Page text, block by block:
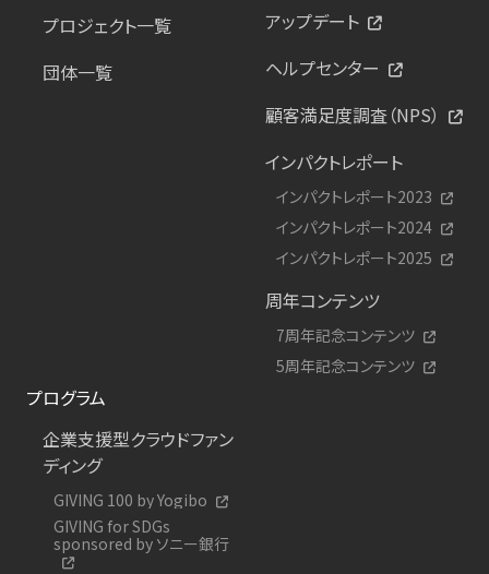
プロジェクト一覧
団体一覧
アップデート
ヘルプセンター
顧客満足度調査（NPS）
インパクトレポート
インパクトレポート2023
インパクトレポート2024
インパクトレポート2025
周年コンテンツ
7周年記念コンテンツ
5周年記念コンテンツ
プログラム
企業支援型クラウドファン
ディング
GIVING 100 by Yogibo
GIVING for SDGs
sponsored by ソニー銀行